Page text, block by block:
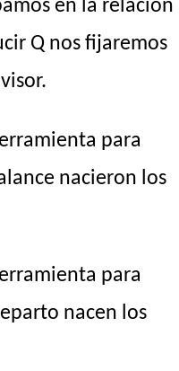
en la relación
Q nos fijaremos
para
nacieron los
para
nacen los